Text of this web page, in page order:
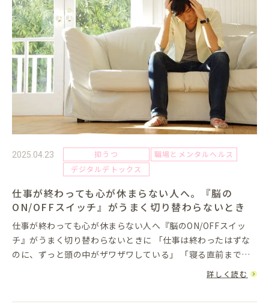
2025.04.23 抑うつ
職場とメンタルヘルス
デジタルデトックス
仕事が終わっても心が休まらない人へ。『脳の
ON/OFFスイッチ』がうまく切り替わらないとき
仕事が終わっても心が休まらない人へ『脳のON/OFFスイッ
チ』がうまく切り替わらないときに 「仕事は終わったはずな
のに、ずっと頭の中がザワザワしている」 「寝る直前まで仕
詳しく読む